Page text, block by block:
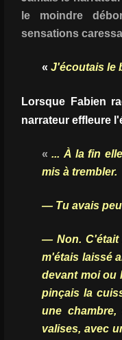
le moindre
sensations
« J'écoutais le
Lorsque Fabien
narrateur effleure
«... À la fin
mis à trembler.
— Tu avais
— Non. C'était
m'étais laissé
devant moi ou
pinçais la
une
valises, avec